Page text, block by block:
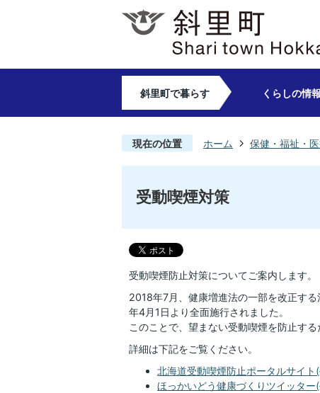
斜里町で暮らす くらしの情報
現在の位置 ホーム 保健・福祉・
受動喫煙対策
受動喫煙防止対策についてご案内します。
2018年7月、健康増進法の一部を改正す
年4月1日より全面施行されました。
このことで、望まない受動喫煙を防止す
詳細は下記をご覧ください。
北海道受動喫煙防止ポータルサイト
ほっかいどう健康づくりツイッター